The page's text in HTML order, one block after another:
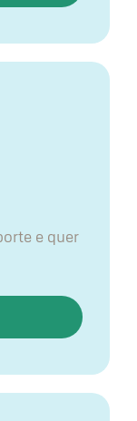
e quer